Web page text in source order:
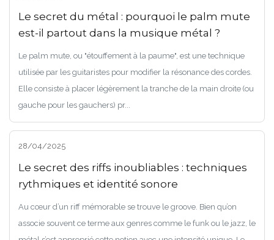
Le secret du métal : pourquoi le palm mute
est-il partout dans la musique métal ?
Le palm mute, ou "étouffement à la paume", est une technique
utilisée par les guitaristes pour modifier la résonance des cordes.
Elle consiste à placer légèrement la tranche de la main droite (ou
gauche pour les gauchers) pr...
28/04/2025
Le secret des riffs inoubliables : techniques
rythmiques et identité sonore
Au cœur d’un riff mémorable se trouve le groove. Bien qu’on
associe souvent ce terme aux genres comme le funk ou le jazz, le